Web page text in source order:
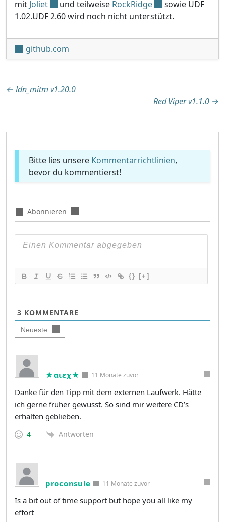
mit Joliet und teilweise RockRidge
sowie UDF
1.02.UDF 2.60 wird noch nicht unterstützt.
github.com
Beitragsnavigation
← ldn_mitm v1.20.0
Red Viper v1.1.0 →
Bitte lies unsere Kommentarrichtlinien,
bevor du kommentierst!
Abonnieren
{} [+]
3 KOMMENTARE
Neueste
★αιεχ★ 11 Monate zuvor
Danke für den Tipp mit dem externen Laufwerk. Hätte
ich gerne früher gewusst. So sind mir weitere CD’s
erhalten geblieben.
4 Antworten
proconsule 11 Monate zuvor
Is a bit out of time support but hope you all like my
effort